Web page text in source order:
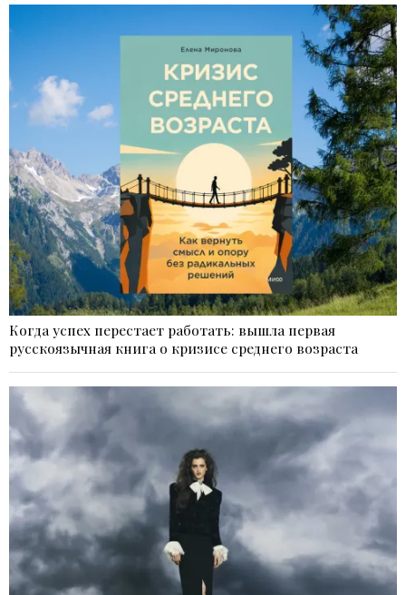
Когда успех перестает работать: вышла первая
русскоязычная книга о кризисе среднего возраста